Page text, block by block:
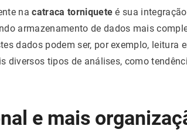
nacatraca torniquete é sua
armazenamento de dados mais
dados podem ser, por exemplo, leitura
diversos tipos de análises, como
e mais